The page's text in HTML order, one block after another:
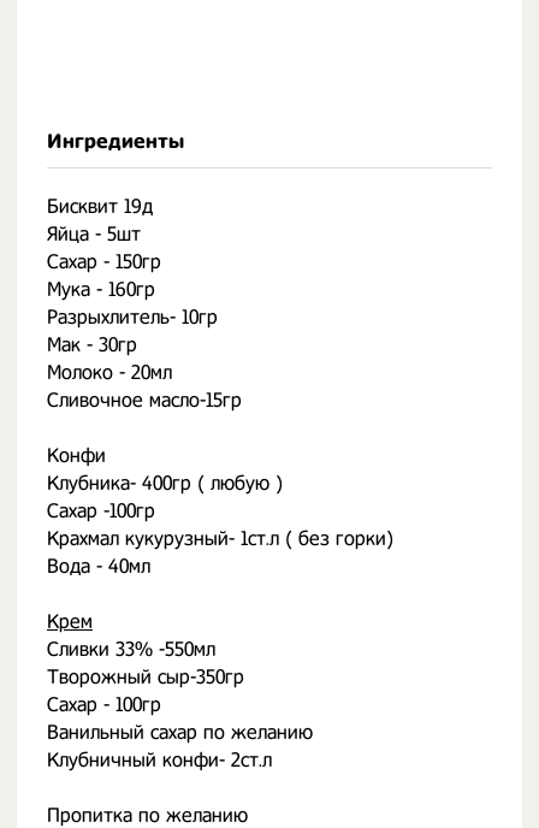
Ингредиенты
Бисквит 19д
Яйца - 5шт
Сахар - 150гр
Мука - 160гр
Разрыхлитель- 10гр
Мак - 30гр
Молоко - 20мл
Сливочное масло-15гр
Конфи
Клубника- 400гр ( любую )
Сахар -100гр
Крахмал кукурузный- 1ст.л ( без горки)
Вода - 40мл
Крем
Сливки 33% -550мл
Творожный сыр-350гр
Сахар - 100гр
Ванильный сахар по желанию
Клубничный конфи- 2ст.л
Пропитка по желанию